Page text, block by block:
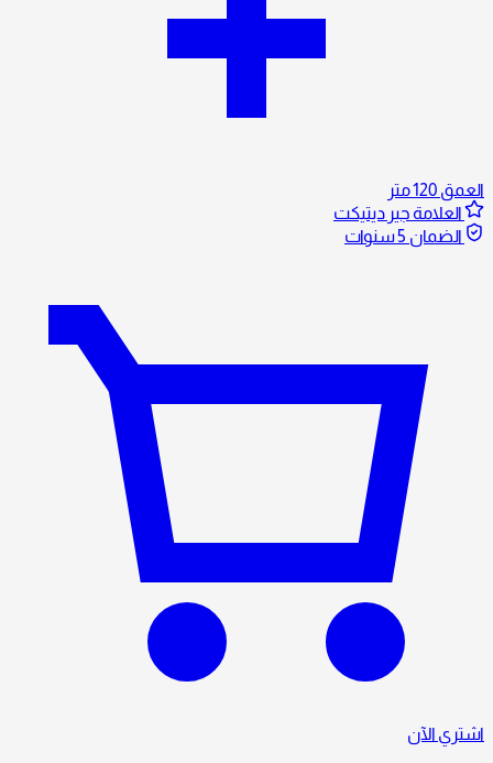
العمق 120 متر
العلامة جير ديتيكت
الضمان 5 سنوات
اشتري الآن